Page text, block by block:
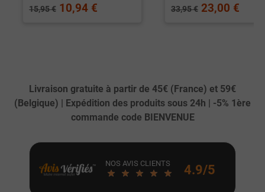
15,95 € 10,94 €
33,95 € 23,00 €
Livraison gratuite à partir de 45€ (France) et 59€
(Belgique) | Expédition des produits sous 24h | -5% 1ère
commande code BIENVENUE
NOS AVIS CLIENTS 4.9/5